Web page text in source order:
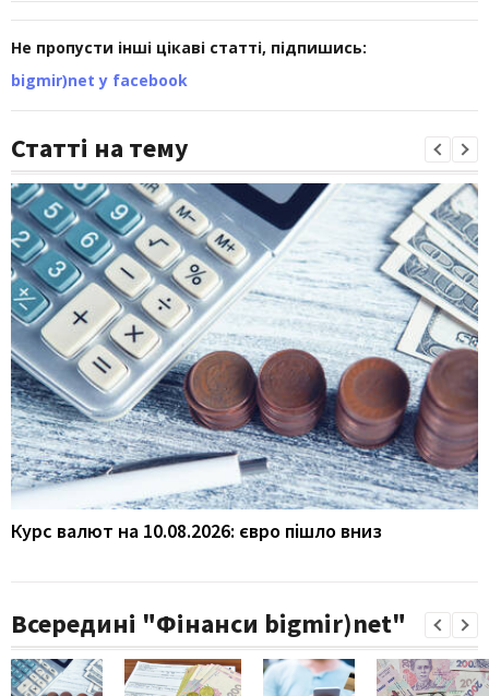
Не пропусти інші цікаві статті, підпишись:
bigmir)net у facebook
Статті на тему
Курс валют на 10.08.2026: євро пішло вниз
Всередині "Фінанси bigmir)net"